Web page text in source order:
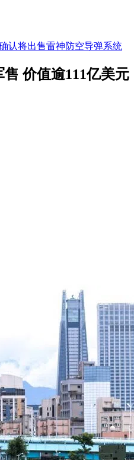
认将出售雷神防空导弹系统
价值逾111亿美元